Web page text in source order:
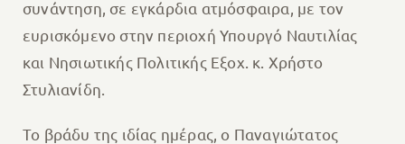
συνάντηση, σε εγκάρδια ατμόσφαιρα, με τον
ευρισκόμενο στην περιοχή Υπουργό Ναυτιλίας
και Νησιωτικής Πολιτικής Εξοχ. κ. Χρήστο
Στυλιανίδη.
Το βράδυ της ιδίας ημέρας, ο Παναγιώτατος